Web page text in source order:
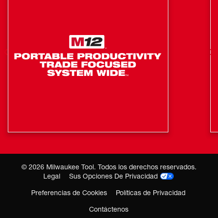
© 2026 Milwaukee Tool. Todos los derechos reservados.
Legal
Sus Opciones De Privacidad
Preferencias de Cookies
Políticas de Privacidad
Contáctenos